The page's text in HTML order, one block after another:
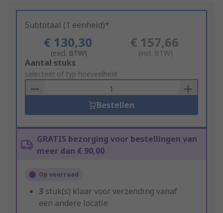
Subtotaal (1 eenheid)*
€ 130,30
(excl. BTW)
€ 157,66
(incl. BTW)
Add
to
Basket
Aantal stuks
selecteer of typ hoeveelheid
Bestellen
GRATIS bezorging voor bestellingen van
meer dan € 90,00
Op voorraad
3 stuk(s) klaar voor verzending vanaf
een andere locatie